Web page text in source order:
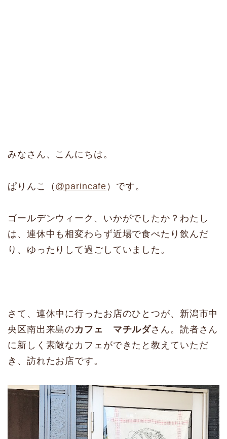
みなさん、こんにちは。
ぱりんこ（ @parincafe ）です。
ゴールデンウィーク、いかがでしたか？わたし
は、連休中も相変わらず近場で食べたり飲んだ
り、ゆったりして過ごしていました。
さて、連休中に行ったお店のひとつが、新潟市中
央区南出来島のカフェ マチルダさん。読者さん
に新しく素敵なカフェができたと教えていただ
き、訪れたお店です。